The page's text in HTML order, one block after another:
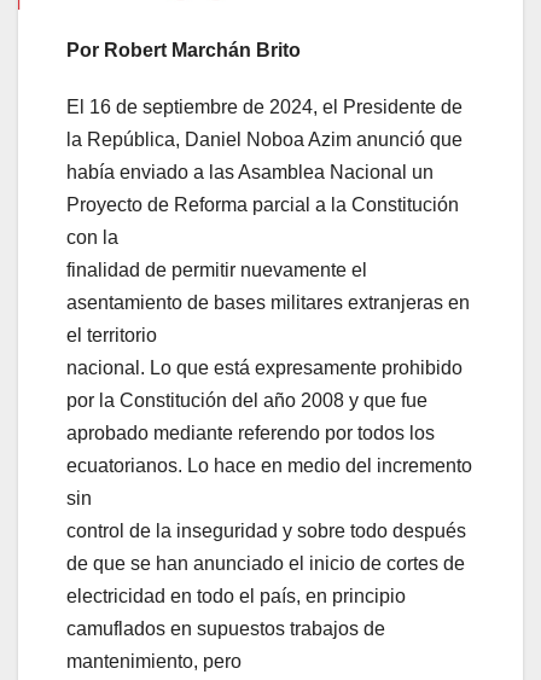
Por Robert Marchán Brito
El 16 de septiembre de 2024, el Presidente de
la República, Daniel Noboa Azim anunció que
había enviado a las Asamblea Nacional un
Proyecto de Reforma parcial a la Constitución
con la
finalidad de permitir nuevamente el
asentamiento de bases militares extranjeras en
el territorio
nacional. Lo que está expresamente prohibido
por la Constitución del año 2008 y que fue
aprobado mediante referendo por todos los
ecuatorianos. Lo hace en medio del incremento
sin
control de la inseguridad y sobre todo después
de que se han anunciado el inicio de cortes de
electricidad en todo el país, en principio
camuflados en supuestos trabajos de
mantenimiento, pero